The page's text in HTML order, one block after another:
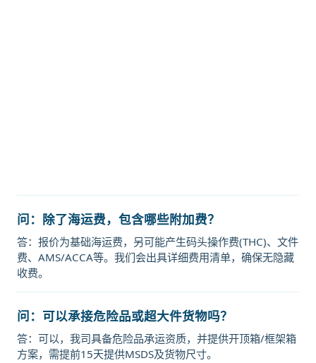
问：除了海运费，包含哪些附加费？
答：报价为基础海运费，另可能产生码头操作费(THC)、文件
费、AMS/ACCA等。我们会出具详细费用清单，确保无隐藏
收费。
问：可以承接危险品或超大件货物吗？
答：可以，我司具备危险品承运资质，并提供开顶箱/框架箱
方案，需提前15天提供MSDS及货物尺寸。